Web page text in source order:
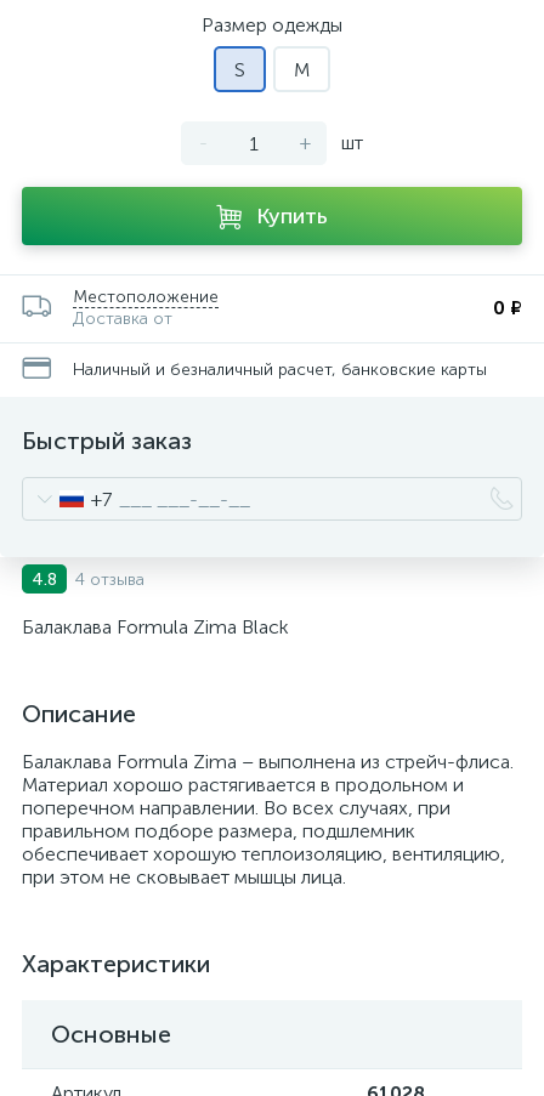
Размер одежды
S
M
- + шт
Купить
Местоположение
Доставка от
0 ₽
Наличный и безналичный расчет, банковские карты
Быстрый заказ
+7
4.8 4 отзыва
Балаклава Formula Zima Black
Описание
Балаклава Formula Zima – выполнена из стрейч-флиса.
Материал хорошо растягивается в продольном и
поперечном направлении. Во всех случаях, при
правильном подборе размера, подшлемник
обеспечивает хорошую теплоизоляцию, вентиляцию,
при этом не сковывает мышцы лица.
Характеристики
Основные